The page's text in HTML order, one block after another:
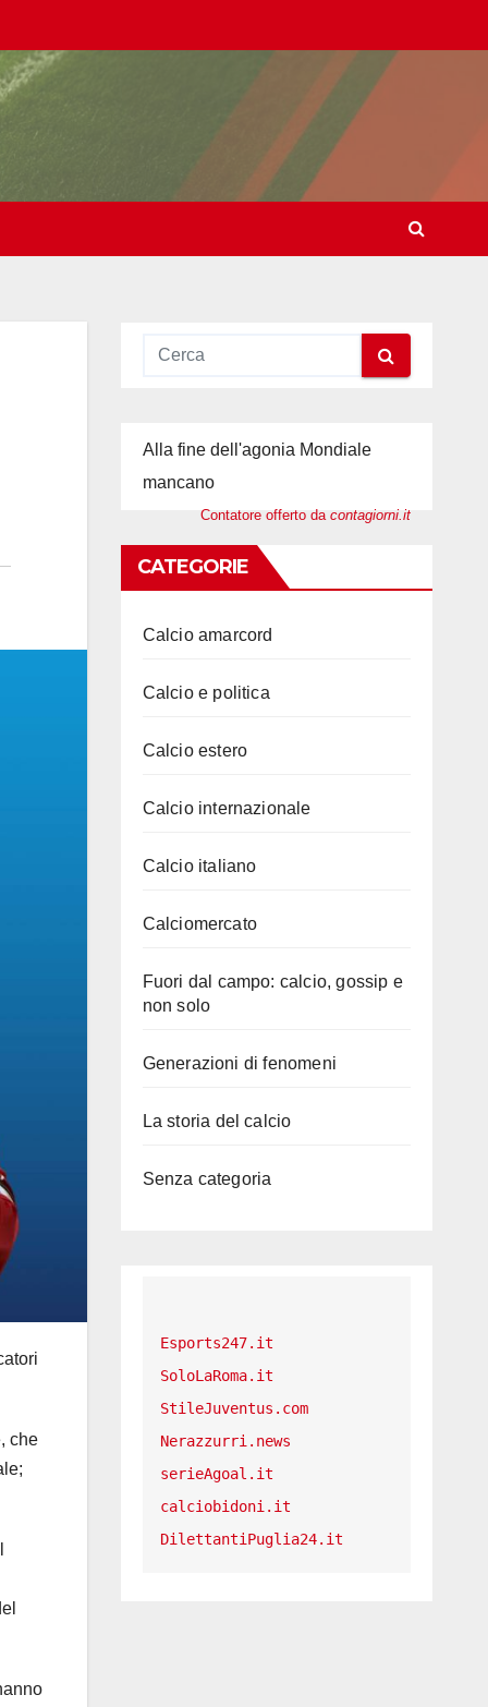
che
Alla fine dell'agonia Mondiale
mancano
Contatore offerto da contagiorni.it
CATEGORIE
Calcio amarcord
Calcio e politica
Calcio estero
Calcio internazionale
Calcio italiano
Calciomercato
Fuori dal campo: calcio, gossip e
non solo
Generazioni di fenomeni
La storia del calcio
Senza categoria
Esports247.it
SoloLaRoma.it
StileJuventus.com
Nerazzurri.news
serieAgoal.it
calciobidoni.it
DilettantiPuglia24.it